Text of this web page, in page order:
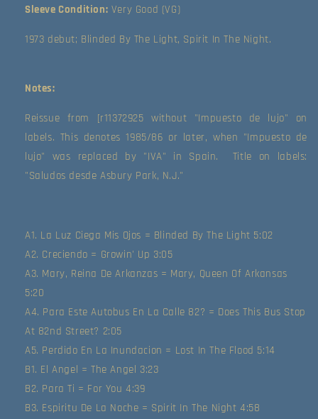
(Very
Plus
(Very
Plus
Sleeve Condition: Very Good (VG)
1973 debut; Blinded By The Light, Spirit In The Night.
Notes:
Reissue from [r11372925 without "Impuesto de lujo" on
labels. This denotes 1985/86 or later, when "Impuesto de
lujo" was replaced by "IVA" in Spain.  Title on labels:
"Saludos desde Asbury Park, N.J."
A1. La Luz Ciega Mis Ojos = Blinded By The Light 5:02
A2. Creciendo = Growin' Up 3:05
A3. Mary, Reina De Arkanzas = Mary, Queen Of Arkansas
5:20
A4. Para Este Autobus En La Calle 82? = Does This Bus Stop
At 82nd Street? 2:05
A5. Perdido En La Inundacion = Lost In The Flood 5:14
B1. El Angel = The Angel 3:23
B2. Para Ti = For You 4:39
B3. Espiritu De La Noche = Spirit In The Night 4:58